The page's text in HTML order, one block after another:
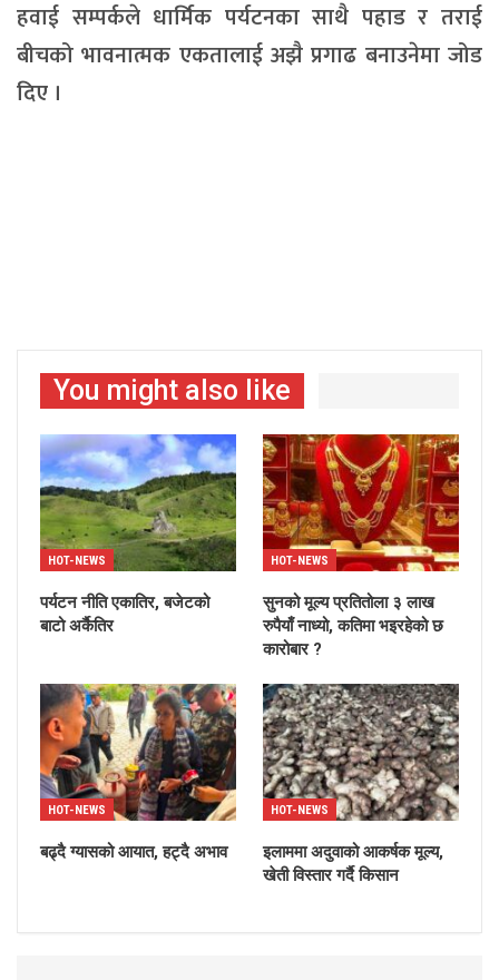
हवाई सम्पर्कले धार्मिक पर्यटनका साथै पहाड र तराई
बीचको भावनात्मक एकतालाई अझै प्रगाढ बनाउनेमा जोड
दिए ।
You might also like
HOT-NEWS
पर्यटन नीति एकातिर, बजेटको
बाटो अर्कैतिर
HOT-NEWS
सुनको मूल्य प्रतितोला ३ लाख
रुपैयाँ नाध्यो, कतिमा भइरहेको छ
कारोबार ?
HOT-NEWS
बढ्दै ग्यासको आयात, हट्दै अभाव
HOT-NEWS
इलाममा अदुवाको आकर्षक मूल्य,
खेती विस्तार गर्दै किसान